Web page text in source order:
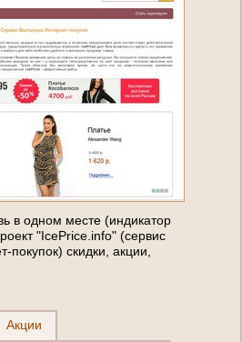
в одном месте (индикатор
"IcePrice.info" (сервис
покупок) скидки, акции,
Акции